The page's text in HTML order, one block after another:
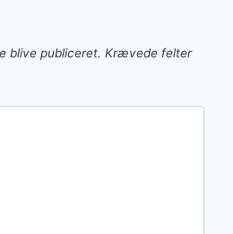
blive publiceret. Krævede felter